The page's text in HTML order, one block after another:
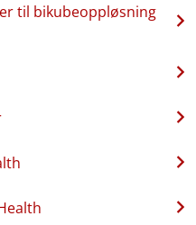
til bikubeoppløsning